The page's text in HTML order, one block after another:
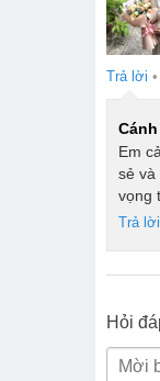
Trả lời •
Em
sẻ và
vọng
Trả lời
Hỏi